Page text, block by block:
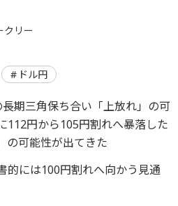
クリー
ドル円
期三角保ち合い「上放れ」の可
112円から105円割れへ暴落した
の可能性が出てきた
的には100円割れへ向かう見通